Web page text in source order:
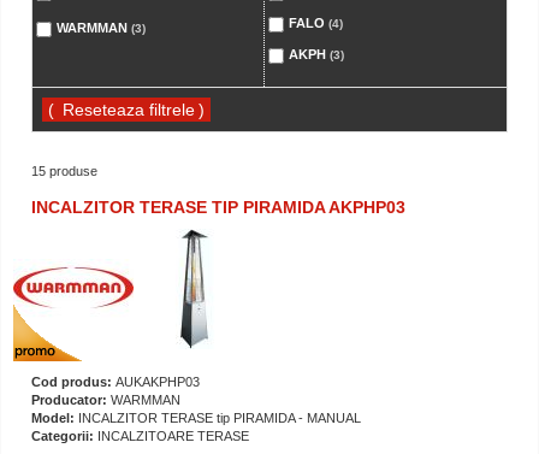
WARMMAN (3) FALO (4)
AKPH (3)
( )
15 produse
INCALZITOR TERASE TIP PIRAMIDA AKPHP03
Cod produs: AUKAKPHP03
Producator: WARMMAN
Model: INCALZITOR TERASE tip PIRAMIDA - MANUAL
Categorii: INCALZITOARE TERASE